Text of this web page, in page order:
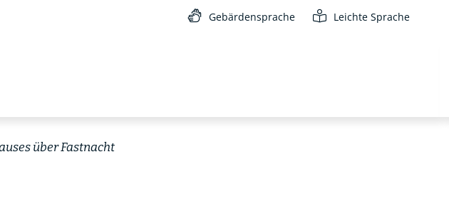
Gebärdensprache Leichte Sprache
über Fastnacht